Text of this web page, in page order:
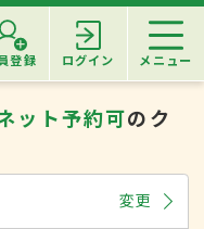
登録 ログイン メニュー
ット予約可のク
変更